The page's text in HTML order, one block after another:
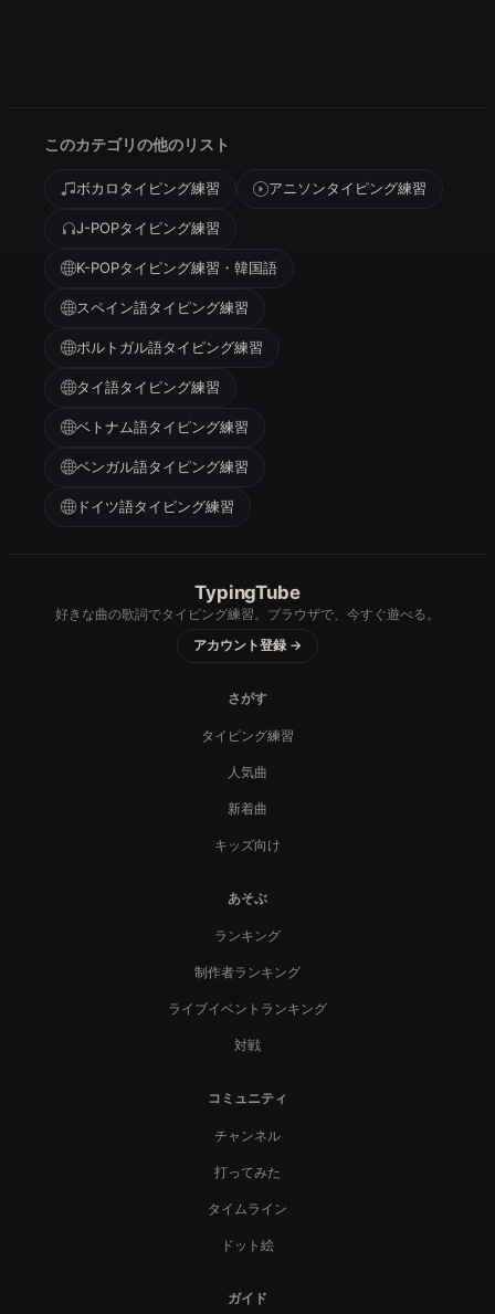
このカテゴリの他のリスト
ボカロタイピング練習 アニソンタイピング練習
J-POPタイピング練習
K-POPタイピング練習・韓国語
スペイン語タイピング練習
ポルトガル語タイピング練習
タイ語タイピング練習
ベトナム語タイピング練習
ベンガル語タイピング練習
ドイツ語タイピング練習
TypingTube
好きな曲の歌詞でタイピング練習。ブラウザで、今すぐ遊べる。
アカウント登録 →
さがす
タイピング練習
人気曲
新着曲
キッズ向け
あそぶ
ランキング
制作者ランキング
ライブイベントランキング
対戦
コミュニティ
チャンネル
打ってみた
タイムライン
ドット絵
ガイド